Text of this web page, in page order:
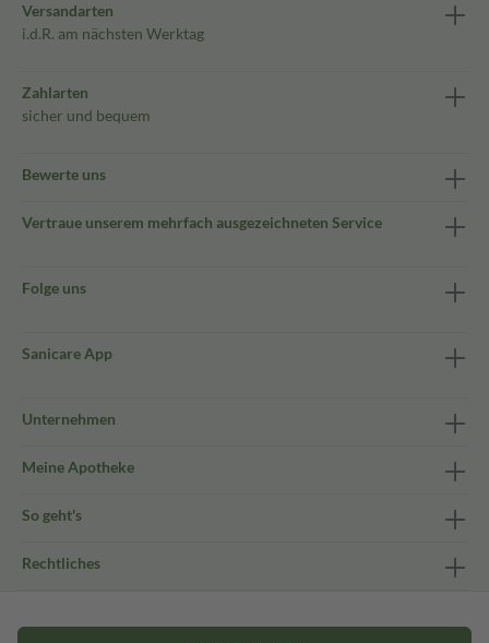
Versandarten
i.d.R. am nächsten Werktag
Zahlarten
sicher und bequem
Bewerte uns
Vertraue unserem mehrfach ausgezeichneten Service
Folge uns
Sanicare App
Unternehmen
Meine Apotheke
So geht's
Rechtliches